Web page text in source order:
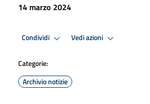
14 marzo 2024
Condividi Vedi azioni
Categorie:
Archivio notizie